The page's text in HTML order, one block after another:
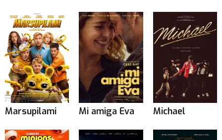
Marsupilami Mi amiga Eva Michael